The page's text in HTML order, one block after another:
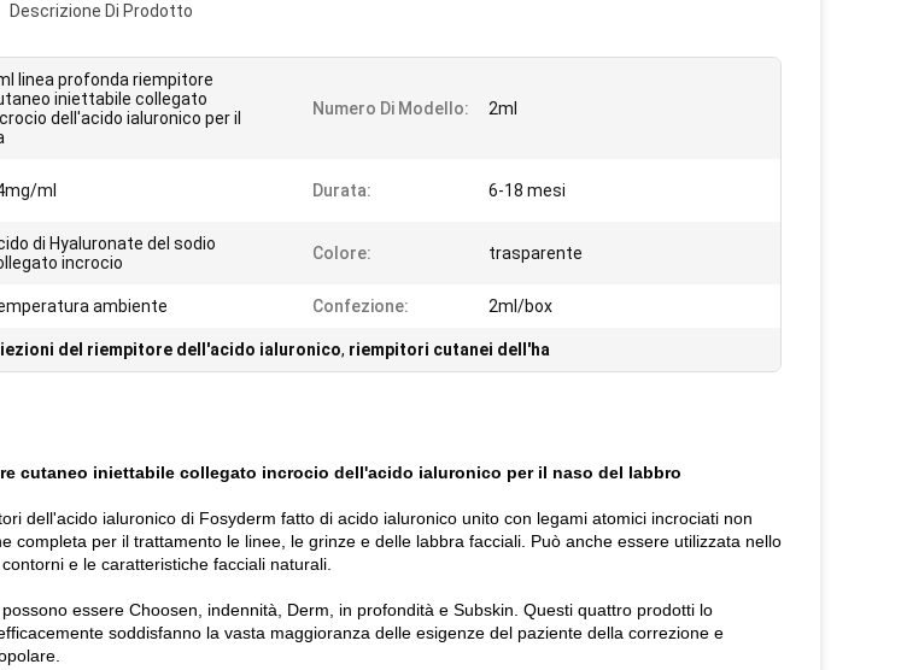
Descrizione Di Prodotto
linea profonda riempitore
iniettabile collegato
dell'acido ialuronico per il
Numero Di Modello: 2ml
ml Durata: 6-18 mesi
di Hyaluronate del sodio
incrocio
Colore: trasparente
ambiente Confezione: 2ml/box
del riempitore dell'acido ialuronico, riempitori cutanei dell'ha
cutaneo iniettabile collegato incrocio dell'acido ialuronico per il naso del labbro
dell'acido ialuronico di Fosyderm fatto di acido ialuronico unito con legami atomici incrociati non
completa per il trattamento le linee, le grinze e delle labbra facciali. Può anche essere utilizzata nello
e le caratteristiche facciali naturali.
essere Choosen, indennità, Derm, in profondità e Subskin. Questi quattro prodotti lo
soddisfanno la vasta maggioranza delle esigenze del paziente della correzione e